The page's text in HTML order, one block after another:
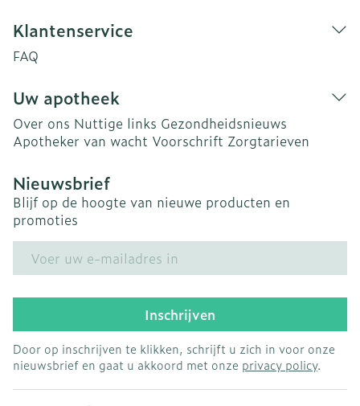
Klantenservice
FAQ
Uw apotheek
Over ons Nuttige links Gezondheidsnieuws
Apotheker van wacht Voorschrift Zorgtarieven
Nieuwsbrief
Blijf op de hoogte van nieuwe producten en
promoties
Inschrijven
Door op inschrijven te klikken, schrijft u zich in voor onze
nieuwsbrief en gaat u akkoord met onze privacy policy.